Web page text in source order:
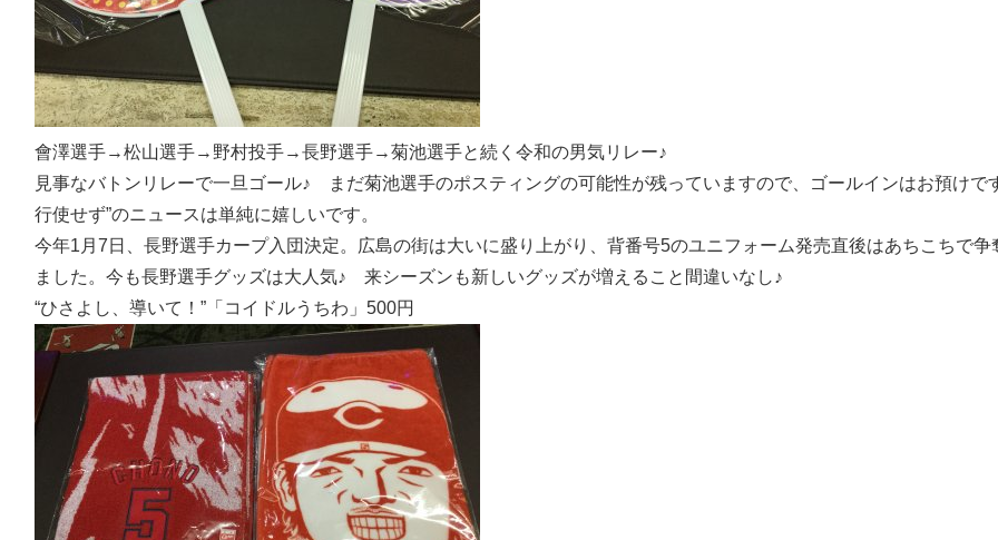
會澤選手→松山選手→野村投手→長野選手→菊池選手と続く令和の男気リレー♪
見事なバトンリレーで一旦ゴール♪ まだ菊池選手のポスティングの可能性が残っていますので、ゴールインはお預けで
行使せず”のニュースは単純に嬉しいです。
今年1月7日、長野選手カープ入団決定。広島の街は大いに盛り上がり、背番号5のユニフォーム発売直後はあちこちで争
ました。今も長野選手グッズは大人気♪ 来シーズンも新しいグッズが増えること間違いなし♪
“ひさよし、導いて！”「コイドルうちわ」500円